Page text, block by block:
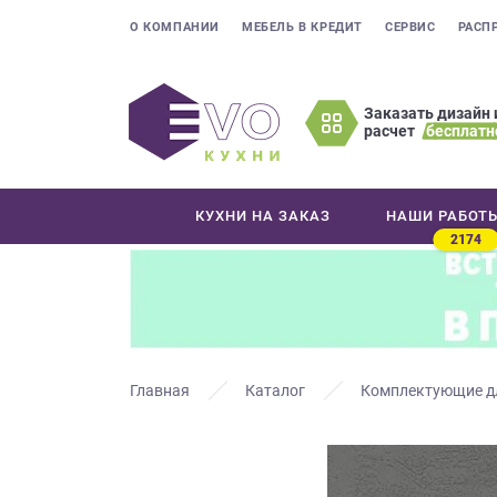
О КОМПАНИИ МЕБЕЛЬ В КРЕДИТ СЕРВИС
Заказать дизайн
расчет
КУХНИ НА ЗАКАЗ НАШИ
2174
Главная Каталог Комплектующие
ваши